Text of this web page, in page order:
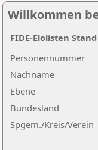
Willkommen
Nachname
Ebene
Personennummer
Bundesland
Spgem./Kreis/Verein
FIDE-Elolisten Stand